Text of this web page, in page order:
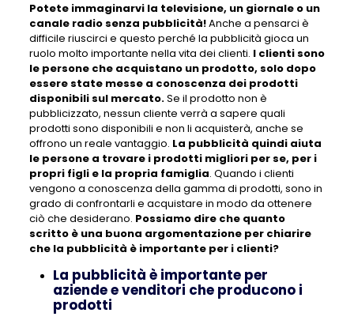
Potete immaginarvi la televisione, un giornale o un
canale radio senza pubblicità!Anche a pensarci è
difficile riuscirci e questo perché la pubblicità gioca un
ruolo molto importante nella vita dei clienti. I clienti sono
le persone che acquistano un prodotto, solo dopo
essere state messe a conoscenza dei prodotti
disponibili sul mercato.Se il prodotto non è
pubblicizzato, nessun cliente verrà a sapere quali
prodotti sono disponibili e non li acquisterà, anche se
offrono un reale vantaggio. La pubblicità quindi aiuta
le persone a trovare i prodotti migliori per se, per i
propri figli e la propria famiglia. Quando i clienti
vengono a conoscenza della gamma di prodotti, sono in
grado di confrontarli e acquistare in modo da ottenere
ciò che desiderano. Possiamo dire che quanto
scritto è una buona argomentazione per chiarire
che la pubblicità è importante per i clienti?
La pubblicità è importante per
aziende e venditori che producono i
prodotti